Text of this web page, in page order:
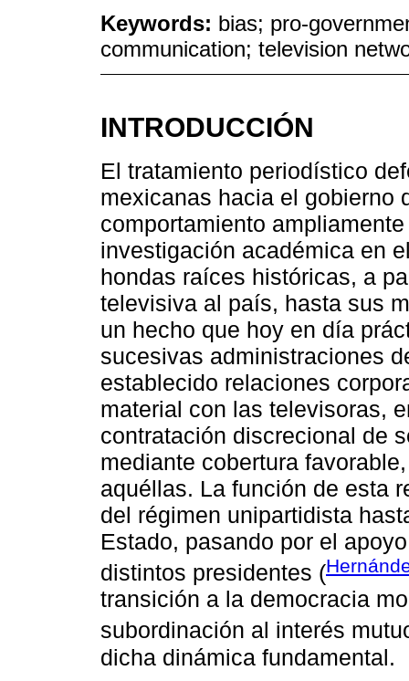
Keywords: bias; pro-
communication; television
INTRODUCCIÓN
El tratamiento periodístico
mexicanas hacia el gobierno
comportamiento
investigación académica en
hondas raíces históricas, a
televisiva al país, hasta sus
un hecho que hoy en día
sucesivas administraciones
establecido relaciones
material con las televisoras,
contratación discrecional de
mediante cobertura
aquéllas. La función de esta
del régimen unipartidista
Estado, pasando por el
distintos presidentes (
transición a la democracia
subordinación al interés
dicha dinámica fundamental.